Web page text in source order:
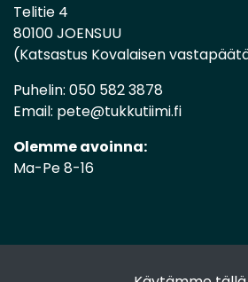
Telitie 4
80100 JOENSUU
(Katsastus Kovalaisen
Puhelin: 050 582 3878
Email: pete@tukkutiimi.fi
Olemme avoinna:
Ma-Pe 8-16